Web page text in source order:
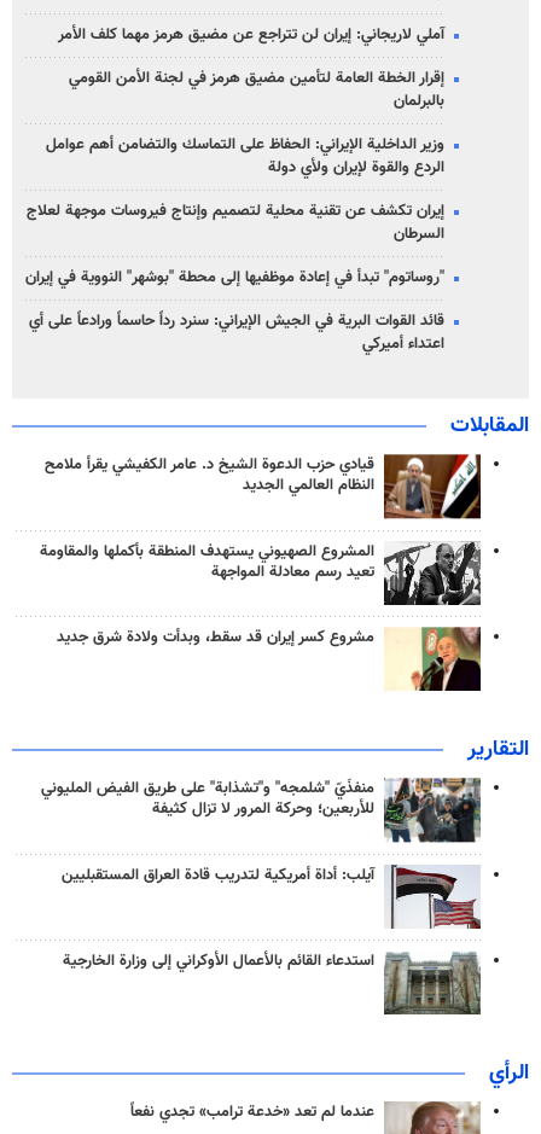
آملي لاريجاني: إيران لن تتراجع عن مضيق هرمز مهما كلف الأمر
إقرار الخطة العامة لتأمين مضيق هرمز في لجنة الأمن القومي
بالبرلمان
وزير الداخلية الإيراني: الحفاظ على التماسك والتضامن أهم عوامل
الردع والقوة لإيران ولأي دولة
إيران تكشف عن تقنية محلية لتصميم وإنتاج فيروسات موجهة لعلاج
السرطان
"روساتوم" تبدأ في إعادة موظفيها إلى محطة "بوشهر" النووية في إيران
قائد القوات البرية في الجيش الإيراني: سنرد رداً حاسماً ورادعاً على أي
اعتداء أميركي
المقابلات
قيادي حزب الدعوة الشيخ د. عامر الكفيشي يقرأ ملامح
النظام العالمي الجديد
المشروع الصهيوني يستهدف المنطقة بأكملها والمقاومة
تعيد رسم معادلة المواجهة
مشروع كسر إيران قد سقط، وبدأت ولادة شرق جديد
التقارير
منفذَيّ "شلمجه" و"تشذابة" على طريق الفيض المليوني
للأربعين؛ وحركة المرور لا تزال كثيفة
آيلب: أداة أمريكية لتدريب قادة العراق المستقبليين
استدعاء القائم بالأعمال الأوكراني إلى وزارة الخارجية
الرأي
عندما لم تعد «خدعة ترامب» تجدي نفعاً